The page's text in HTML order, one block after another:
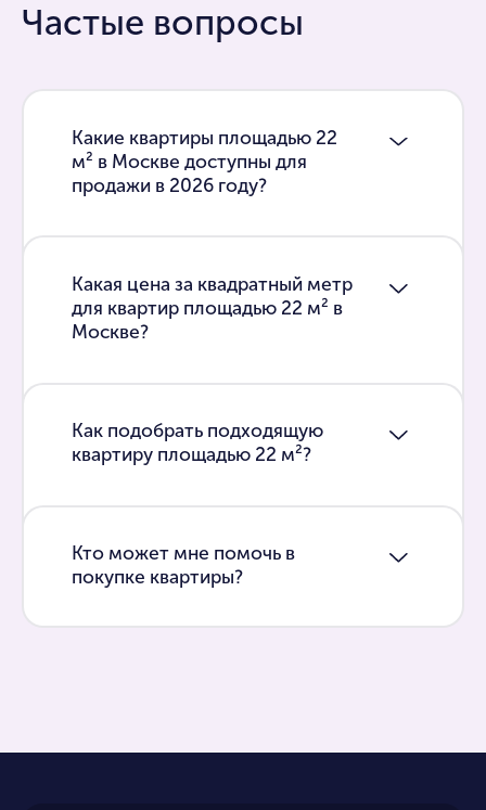
Частые вопросы
Какие квартиры площадью 22
м² в Москве доступны для
продажи в 2026 году?
Какая цена за квадратный метр
для квартир площадью 22 м² в
Москве?
Как подобрать подходящую
квартиру площадью 22 м²?
Кто может мне помочь в
покупке квартиры?